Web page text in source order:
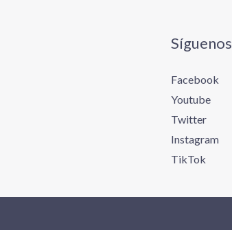
Síguenos
Facebook
Youtube
Twitter
Instagram
TikTok